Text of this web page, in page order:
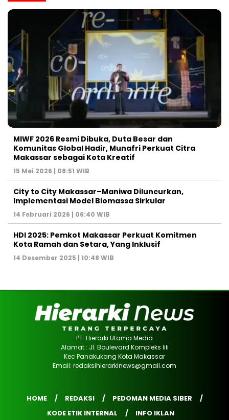
MIWF 2026 Resmi Dibuka, Duta Besar dan
Komunitas Global Hadir, Munafri Perkuat Citra
Makassar sebagai Kota Kreatif
15 Mei 2026 | 08:51 WIB
City to City Makassar–Maniwa Diluncurkan,
Implementasi Model Biomassa Sirkular
14 Februari 2026 | 06:40 WIB
HDI 2025: Pemkot Makassar Perkuat Komitmen
Kota Ramah dan Setara, Yang Inklusif
14 Desember 2025 | 10:48 WIB
PT. Hierarki Utama Media
Alamat : Jl. Boulevard Kompleks lili
Kec Panakukang Kota Makassar
Email: redaksihierarkinews@gmail.com
HOME REDAKSI
PEDOMAN MEDIA SIBER
KODE ETIK INTERNAL
INFO IKLAN